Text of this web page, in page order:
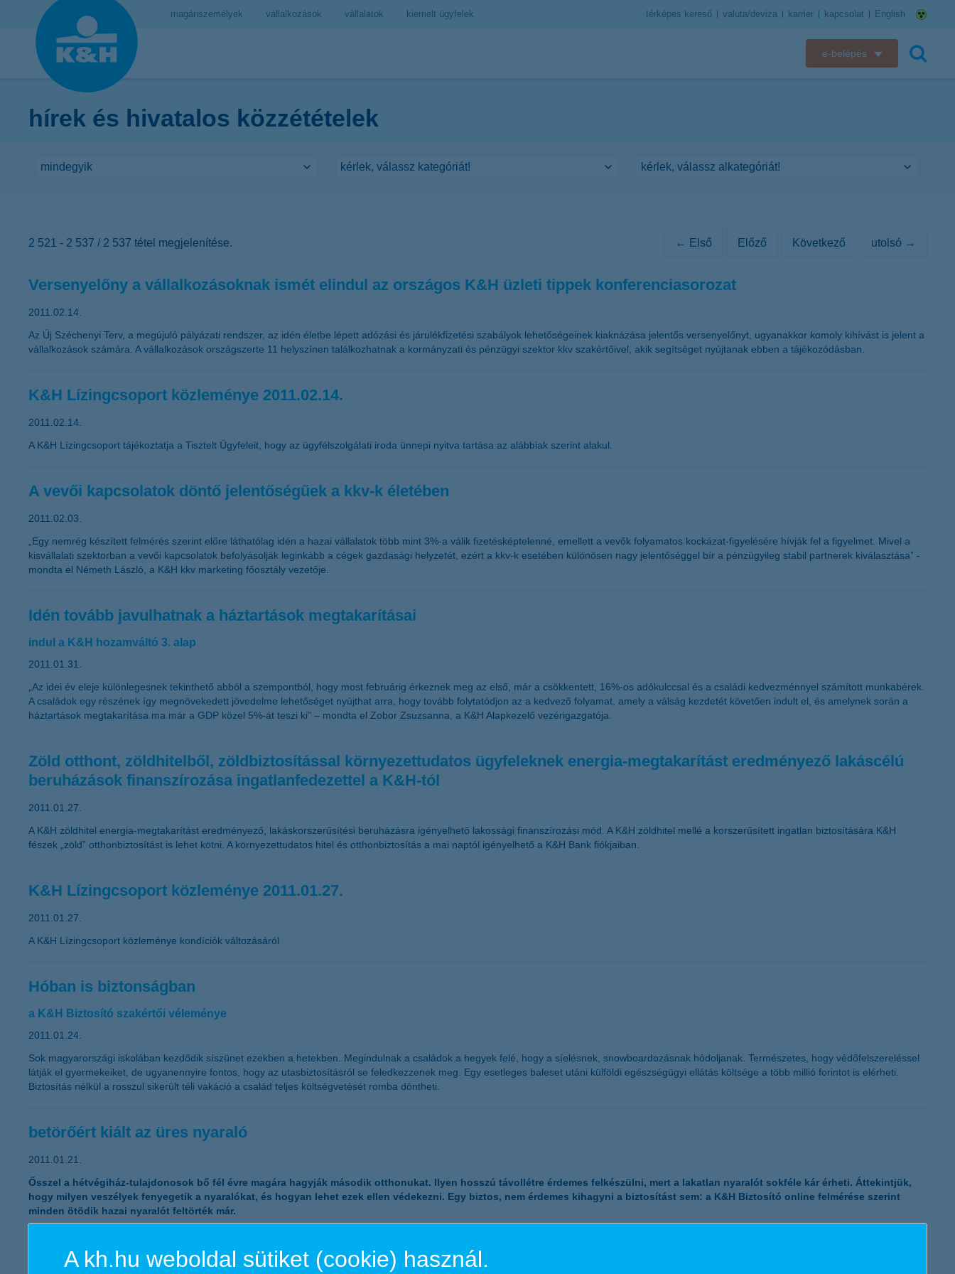
magánszemélyek vállalkozások vállalatok kiemelt ügyfelek térképes kereső valuta/deviza karrier kapcsolat English
e-belépés
K&H token megújítás
hírek és hivatalos közzétételek
2 521 - 2 537 / 2 537 tétel megjelenítése. ← Első Előző Következő utolsó →
Versenyelőny a vállalkozásoknak ismét elindul az országos K&H üzleti tippek konferenciasorozat
2011.02.14.
Az Új Széchenyi Terv, a megújuló pályázati rendszer, az idén életbe lépett adózási és járulékfizetési szabályok lehetőségeinek kiaknázása jelentős versenyelőnyt, ugyanakkor komoly kihívást is jelent a
vállalkozások számára. A vállalkozások országszerte 11 helyszínen találkozhatnak a kormányzati és pénzügyi szektor kkv szakértőivel, akik segítséget nyújtanak ebben a tájékozódásban.
K&H Lízingcsoport közleménye 2011.02.14.
2011.02.14.
A K&H Lízingcsoport tájékoztatja a Tisztelt Ügyfeleit, hogy az ügyfélszolgálati iroda ünnepi nyitva tartása az alábbiak szerint alakul.
A vevői kapcsolatok döntő jelentőségűek a kkv-k életében
2011.02.03.
„Egy nemrég készített felmérés szerint előre láthatólag idén a hazai vállalatok több mint 3%-a válik fizetésképtelenné, emellett a vevők folyamatos kockázat-figyelésére hívják fel a figyelmet. Mivel a
kisvállalati szektorban a vevői kapcsolatok befolyásolják leginkább a cégek gazdasági helyzetét, ezért a kkv-k esetében különösen nagy jelentőséggel bír a pénzügyileg stabil partnerek kiválasztása” -
mondta el Németh László, a K&H kkv marketing főosztály vezetője.
Idén tovább javulhatnak a háztartások megtakarításai
indul a K&H hozamváltó 3. alap
2011.01.31.
„Az idei év eleje különlegesnek tekinthető abból a szempontból, hogy most februárig érkeznek meg az első, már a csökkentett, 16%-os adókulccsal és a családi kedvezménnyel számított munkabérek.
A családok egy részének így megnövekedett jövedelme lehetőséget nyújthat arra, hogy tovább folytatódjon az a kedvező folyamat, amely a válság kezdetét követően indult el, és amelynek során a
háztartások megtakarítása ma már a GDP közel 5%-át teszi ki” – mondta el Zobor Zsuzsanna, a K&H Alapkezelő vezérigazgatója.
Zöld otthont, zöldhitelből, zöldbiztosítással környezettudatos ügyfeleknek energia-megtakarítást eredményező lakáscélú
beruházások finanszírozása ingatlanfedezettel a K&H-tól
2011.01.27.
A K&H zöldhitel energia-megtakarítást eredményező, lakáskorszerűsítési beruházásra igényelhető lakossági finanszírozási mód. A K&H zöldhitel mellé a korszerűsített ingatlan biztosítására K&H
fészek „zöld” otthonbiztosítást is lehet kötni. A környezettudatos hitel és otthonbiztosítás a mai naptól igényelhető a K&H Bank fiókjaiban.
K&H Lízingcsoport közleménye 2011.01.27.
2011.01.27.
A K&H Lízingcsoport közleménye kondíciók változásáról
Hóban is biztonságban
a K&H Biztosító szakértői véleménye
2011.01.24.
Sok magyarországi iskolában kezdődik síszünet ezekben a hetekben. Megindulnak a családok a hegyek felé, hogy a síelésnek, snowboardozásnak hódoljanak. Természetes, hogy védőfelszereléssel
látják el gyermekeiket, de ugyanennyire fontos, hogy az utasbiztosításról se feledkezzenek meg. Egy esetleges baleset utáni külföldi egészségügyi ellátás költsége a több millió forintot is elérheti.
Biztosítás nélkül a rosszul sikerült téli vakáció a család teljes költségvetését romba döntheti.
betörőért kiált az üres nyaraló
2011.01.21.
Ősszel a hétvégiház-tulajdonosok bő fél évre magára hagyják második otthonukat. Ilyen hosszú távollétre érdemes felkészülni, mert a lakatlan nyaralót sokféle kár érheti. Áttekintjük,
hogy milyen veszélyek fenyegetik a nyaralókat, és hogyan lehet ezek ellen védekezni. Egy biztos, nem érdemes kihagyni a biztosítást sem: a K&H Biztosító online felmérése szerint
minden ötödik hazai nyaralót feltörték már.
Idén több kkv nyújthat béren kívüli juttatást a dolgozóknak
A kh.hu weboldal sütiket (cookie) használ.